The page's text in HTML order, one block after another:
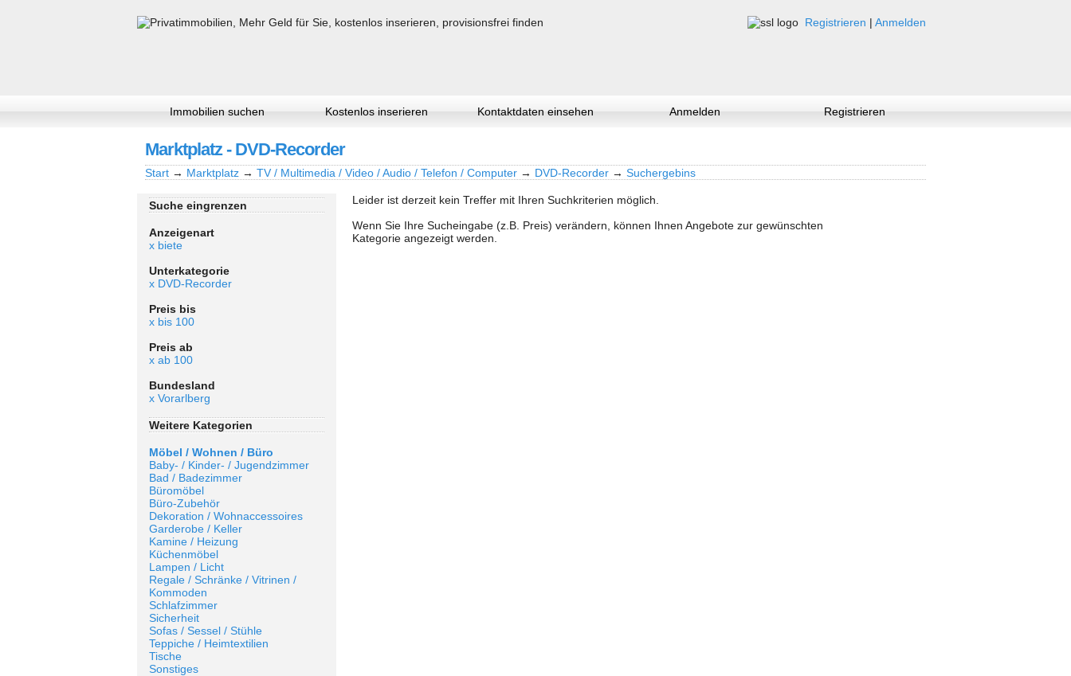
Registrieren | Anmelden
Immobilien suchen Kostenlos inserieren Kontaktdaten einsehen Anmelden Registrieren
Marktplatz - DVD-Recorder
Start → Marktplatz → TV / Multimedia / Video / Audio / Telefon / Computer → DVD-Recorder → Suchergebins
Suche eingrenzen
Anzeigenart
x biete
Unterkategorie
x DVD-Recorder
Preis bis
x bis 100
Preis ab
x ab 100
Bundesland
x Vorarlberg
Weitere Kategorien
Möbel / Wohnen / Büro
Baby- / Kinder- / Jugendzimmer
Bad / Badezimmer
Büromöbel
Büro-Zubehör
Dekoration / Wohnaccessoires
Garderobe / Keller
Kamine / Heizung
Küchenmöbel
Lampen / Licht
Regale / Schränke / Vitrinen /
Kommoden
Schlafzimmer
Sicherheit
Sofas / Sessel / Stühle
Teppiche / Heimtextilien
Tische
Sonstiges
Leider ist derzeit kein Treffer mit Ihren Suchkriterien möglich.
Wenn Sie Ihre Sucheingabe (z.B. Preis) verändern, können Ihnen Angebote zur gewünschten
Kategorie angezeigt werden.